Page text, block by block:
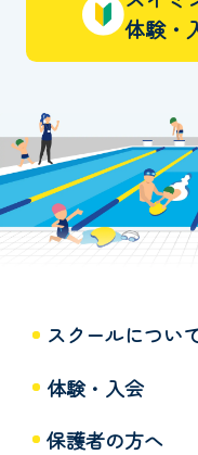
体験・
スクールについ
体験・入会
保護者の方へ